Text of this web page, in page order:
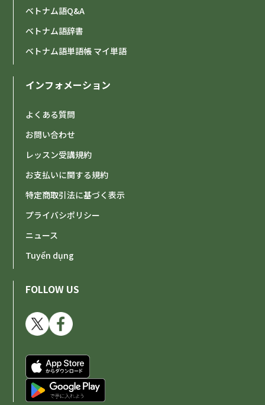
ベトナム語Q&A
ベトナム語辞書
ベトナム語単語帳 マイ単語
インフォメーション
よくある質問
お問い合わせ
レッスン受講規約
お支払いに関する規約
特定商取引法に基づく表示
プライバシポリシー
ニュース
Tuyển dụng
FOLLOW US